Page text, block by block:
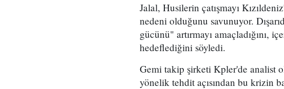
Jalal, Husilerin çatışmayı
nedeni olduğunu savunuyor.
gücünü" artırmayı amaçladığını,
hedeflediğini söyledi.
Gemi takip şirketi Kpler'de analist
yönelik tehdit açısından bu krizin